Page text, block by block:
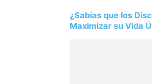
¿Sabías que los
Maximizar su Vida